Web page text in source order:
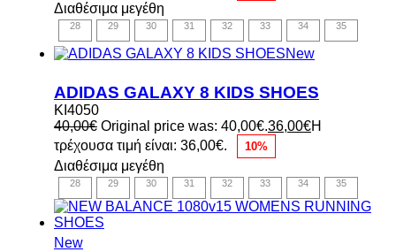
Διαθέσιμα μεγέθη
28 29 30 31 32 33 34 35
New
ADIDAS GALAXY 8 KIDS SHOES
KI4050
40,00€ Original price was: 40,00€.36,00€Η
τρέχουσα τιμή είναι: 36,00€.
10%
Διαθέσιμα μεγέθη
28 29 30 31 32 33 34 35
New